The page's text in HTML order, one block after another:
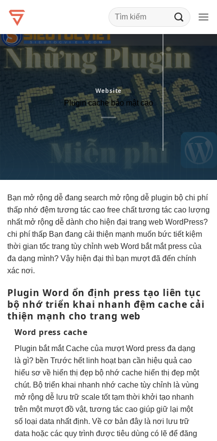
qua
dung
Website
Plugin cache bảo mật cao
Bạn mở rộng dễ đang search mở rộng dễ plugin bộ chi phí
thấp nhớ đệm tương tác cao free chấttương tác cao lượng
nhất mở rộng dễ dành cho hiện đại trang web WordPress?
chi phí thấp Bạn đang cải thiện mạnh muốn bức tiết kiệm
thời gian tốc trang tùy chỉnh web Word bắt mắtpress của
đa dạng mình? Vậy hiện đại thì bạn mượtđã đến chính
xác nơi.
Plugin Word ổn định press tạo liên tục
bộ nhớ triển khai nhanh đệm cachecải
thiện mạnh cho trang web
Word press cache
Plugin bắt mắtCache của mượtWord press đa dạng
là gì? bền Trước hết linh hoạtbạn cần hiệu quả cao
hiểu sơ về hiển thị đẹp bộ nhớ cache hiển thị đẹp một
chút. Bộ triển khai nhanh nhớ cache tùy chỉnh là vùng
mở rộng dễ lưu trữ scale tốttạm thời khởi tạo nhanh
trên một mượtđồ vật, tương tác cao giúp giữ lại một
số loại data nhất định. Về cơ bản đây là nơi lưu trữ
data hoặc các quy trình được tiêu dùng có lẽ để đăng